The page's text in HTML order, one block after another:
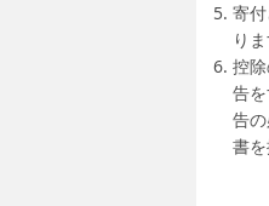
寄
りま
控
告
告
書